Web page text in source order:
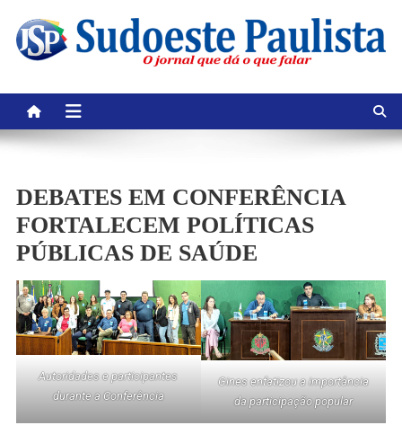
content
DEBATES EM CONFERÊNCIA
FORTALECEM POLÍTICAS
PÚBLICAS DE SAÚDE
Autoridades e participantes
durante a Conferência
Gines enfatizou a importância
da participação popular